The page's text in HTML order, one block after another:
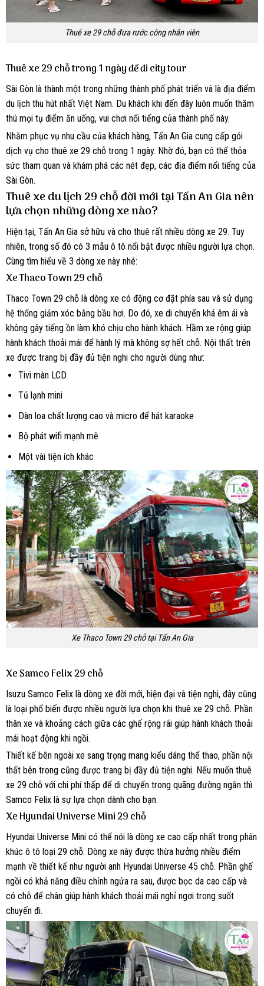
Thuê xe 29 chỗ đưa rước công nhân viên
Thuê xe 29 chỗ trong 1 ngày để đi city tour
Sài Gòn là thành một trong những thành phố phát triển và là địa điểm
du lịch thu hút nhất Việt Nam. Du khách khi đến đây luôn muốn thăm
thú mọi tụ điểm ăn uống, vui chơi nổi tiếng của thành phố này.
Nhằm phục vụ nhu cầu của khách hàng, Tấn An Gia cung cấp gói
dịch vụ cho thuê xe 29 chỗ trong 1 ngày. Nhờ đó, bạn có thể thỏa
sức tham quan và khám phá các nét đẹp, các địa điểm nổi tiếng của
Sài Gòn.
Thuê xe du lịch 29 chỗ đời mới tại Tấn An Gia nên
lựa chọn những dòng xe nào?
Hiện tại, Tấn An Gia sở hữu và cho thuê rất nhiều dòng xe 29. Tuy
nhiên, trong số đó có 3 mẫu ô tô nổi bật được nhiều người lựa chọn.
Cùng tìm hiểu về 3 dòng xe này nhé:
Xe Thaco Town 29 chỗ
Thaco Town 29 chỗ là dòng xe có động cơ đặt phía sau và sử dụng
hệ thống giảm xóc bằng bầu hơi. Do đó, xe di chuyển khá êm ái và
không gây tiếng ồn làm khó chịu cho hành khách. Hầm xe rộng giúp
hành khách thoải mái để hành lý mà không sợ hết chỗ. Nội thất trên
xe được trang bị đầy đủ tiện nghi cho người dùng như:
Tivi màn LCD
Tủ lạnh mini
Dàn loa chất lượng cao và micro để hát karaoke
Bộ phát wifi mạnh mẽ
Một vài tiện ích khác
Xe Thaco Town 29 chỗ tại Tấn An Gia
Xe Samco Felix 29 chỗ
Isuzu Samco Felix là dòng xe đời mới, hiện đại và tiện nghi, đây cũng
là loại phổ biến được nhiều người lựa chọn khi thuê xe 29 chỗ. Phần
thân xe và khoảng cách giữa các ghế rộng rãi giúp hành khách thoải
mái hoạt động khi ngồi.
Thiết kế bên ngoài xe sang trọng mang kiểu dáng thể thao, phần nội
thất bên trong cũng được trang bị đầy đủ tiện nghi. Nếu muốn thuê
xe 29 chỗ với chi phí thấp để di chuyển trong quãng đường ngắn thì
Samco Felix là sự lựa chọn dành cho bạn.
Xe Hyundai Universe Mini 29 chỗ
Hyundai Universe Mini có thể nói là dòng xe cao cấp nhất trong phân
khúc ô tô loại 29 chỗ. Dòng xe này được thừa hưởng nhiều điểm
mạnh về thiết kế như người anh Hyundai Universe 45 chỗ. Phần ghế
ngồi có khả năng điều chỉnh ngửa ra sau, được bọc da cao cấp và
có chỗ để chân giúp hành khách thoải mái nghỉ ngơi trong suốt
chuyến đi.